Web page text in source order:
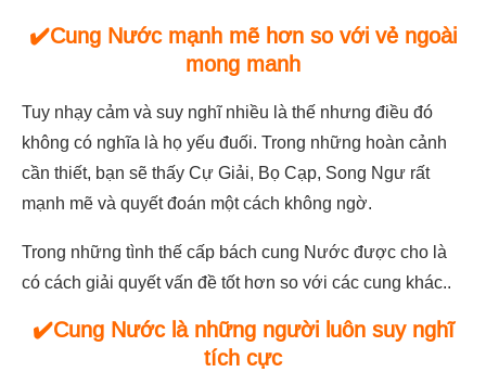
✔️Cung Nước mạnh mẽ hơn so với vẻ ngoài
mong manh
Tuy nhạy cảm và suy nghĩ nhiều là thế nhưng điều đó
không có nghĩa là họ yếu đuối. Trong những hoàn cảnh
cần thiết, bạn sẽ thấy Cự Giải, Bọ Cạp, Song Ngư rất
mạnh mẽ và quyết đoán một cách không ngờ.
Trong những tình thế cấp bách cung Nước được cho là
có cách giải quyết vấn đề tốt hơn so với các cung khác..
✔️Cung Nước là những người luôn suy nghĩ
tích cực